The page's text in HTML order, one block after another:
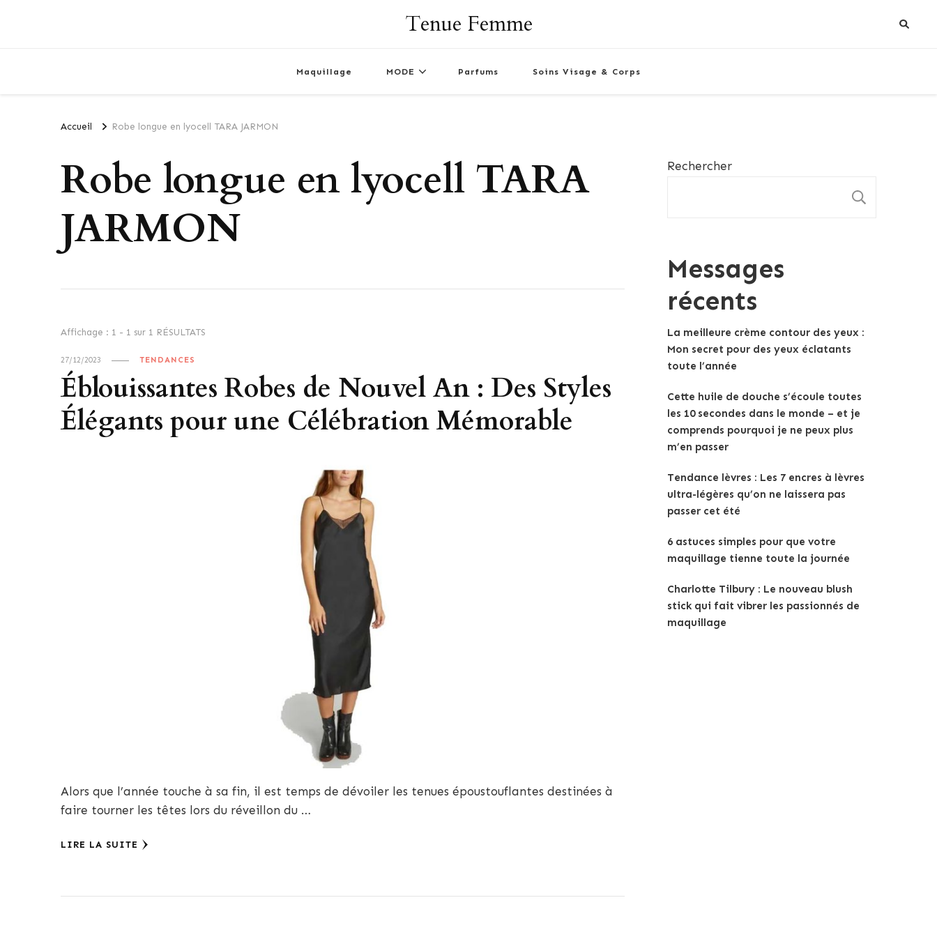
Tenue Femme
Maquillage MODE Parfums Soins Visage & Corps
Accueil Robe longue en lyocell TARA JARMON
Robe longue en lyocell TARA
JARMON
Affichage : 1 - 1 sur 1 RÉSULTATS
27/12/2023 TENDANCES
Éblouissantes Robes de Nouvel An : Des Styles
Élégants pour une Célébration Mémorable
Alors que l’année touche à sa fin, il est temps de dévoiler les tenues époustouflantes destinées à
faire tourner les têtes lors du réveillon du …
LIRE LA SUITE
Rechercher
Messages
récents
La meilleure crème contour des yeux :
Mon secret pour des yeux éclatants
toute l’année
Cette huile de douche s’écoule toutes
les 10 secondes dans le monde – et je
comprends pourquoi je ne peux plus
m’en passer
Tendance lèvres : Les 7 encres à lèvres
ultra-légères qu’on ne laissera pas
passer cet été
6 astuces simples pour que votre
maquillage tienne toute la journée
Charlotte Tilbury : Le nouveau blush
stick qui fait vibrer les passionnés de
maquillage